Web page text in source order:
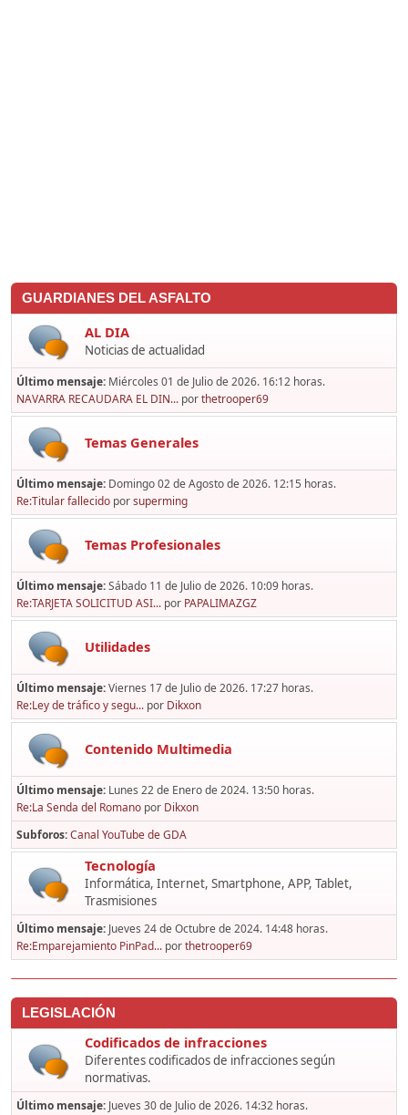
GUARDIANES DEL ASFALTO
AL DIA
Noticias de actualidad
Último mensaje: Miércoles 01 de Julio de 2026. 16:12 horas.
NAVARRA RECAUDARA EL DIN... porthetrooper69
Temas Generales
Último mensaje: Domingo 02 de Agosto de 2026. 12:15 horas.
Re:Titular fallecido porsuperming
Temas Profesionales
Último mensaje:Sábado 11 de Julio de 2026. 10:09 horas.
Re:TARJETA SOLICITUD ASI... por PAPALIMAZGZ
Utilidades
Último mensaje:Viernes 17 de Julio de 2026. 17:27 horas.
Re:Ley de tráfico y segu... por Dikxon
Contenido Multimedia
Último mensaje: Lunes 22 de Enero de 2024. 13:50 horas.
Re:La Senda del Romano por Dikxon
Subforos Canal YouTube de GDA
Tecnología
Informática, Internet, Smartphone, APP, Tablet,
Trasmisiones
Último mensaje: Jueves 24 de Octubre de 2024. 14:48 horas.
Re:Emparejamiento PinPad... porthetrooper69
LEGISLACIÓN
Codificados de infracciones
Diferentes codificados de infracciones según
normativas.
Último mensaje: Jueves 30 de Julio de 2026. 14:32 horas.